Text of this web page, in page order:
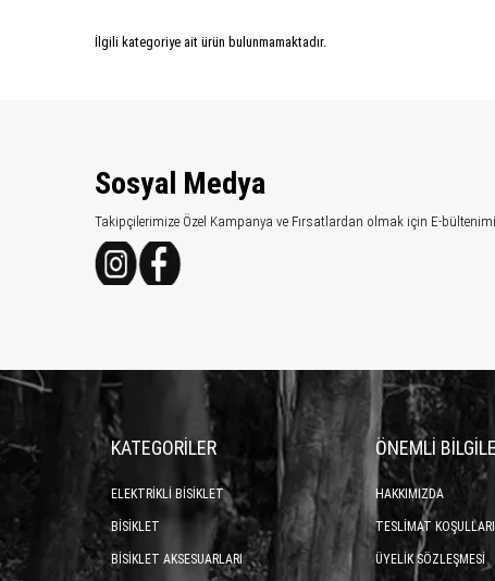
İlgili kategoriye ait ürün bulunmamaktadır.
Sosyal Medya
Takipçilerimize Özel Kampanya ve Fırsatlardan olmak için E-
KATEGORİLER
ELEKTRİKLİ BİSİKLET
BİSİKLET
BİSİKLET AKSESUARLARI
ÖNEMLİ
HAKKIMIZDA
TESLİMAT KOŞULLARI
ÜYELİK SÖZLEŞMESİ